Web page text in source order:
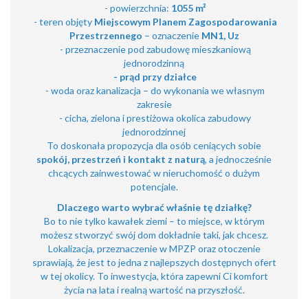
- powierzchnia: 1055 m²
- teren objęty Miejscowym Planem Zagospodarowania
Przestrzennego – oznaczenie MN1, Uz
- przeznaczenie pod zabudowę mieszkaniową
jednorodzinną
- prąd przy działce
- woda oraz kanalizacja – do wykonania we własnym
zakresie
- cicha, zielona i prestiżowa okolica zabudowy
jednorodzinnej
To doskonała propozycja dla osób ceniących sobie
spokój, przestrzeń i kontakt z naturą, a jednocześnie
chcących zainwestować w nieruchomość o dużym
potencjale.
Dlaczego warto wybrać właśnie tę działkę?
Bo to nie tylko kawałek ziemi – to miejsce, w którym
możesz stworzyć swój dom dokładnie taki, jak chcesz.
Lokalizacja, przeznaczenie w MPZP oraz otoczenie
sprawiają, że jest to jedna z najlepszych dostępnych ofert
w tej okolicy. To inwestycja, która zapewni Ci komfort
życia na lata i realną wartość na przyszłość.